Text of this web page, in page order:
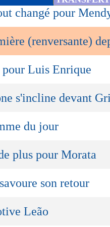
changé pour
(renversante)
pour Luis Enrique
s'incline devant
du jour
plus pour Morata
son retour
Leão